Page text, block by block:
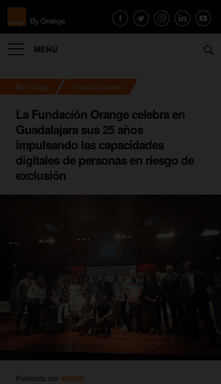
MENÚ
By Orange Impacto positivo
La Fundación Orange celebra en
Guadalajara sus 25 años
impulsando las capacidades
digitales de personas en riesgo de
exclusión
Publicado por admin